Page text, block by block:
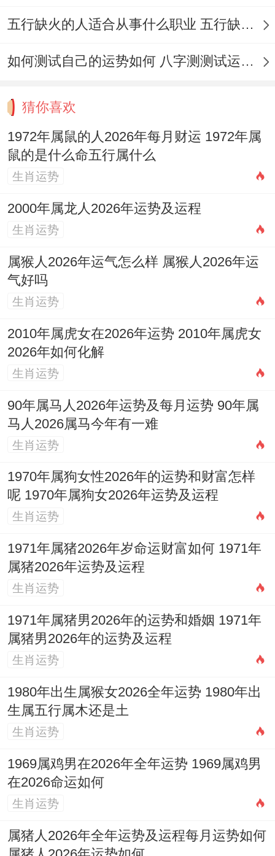
性思考.许多新人会选择对彼此有特殊对待有
价值 的日子作为领证日期，如初次相遇的日
这样的日子哪怕可能再传统黄历上并非吉
日、但对新人来说有着特别的情感价值.现代
观点认为,婚姻的幸福更多取决于夫妻双方的
感情基础、相互理解与共同努力，而不是单
纯依靠一个"吉日"！
再选择领证日期时必须再尊重传统的更加注
重日期对夫妻个人的特殊有价值 ！
领证后的注意事项
看部分事项，领证后得及时通知亲朋好友，
分享喜悦之情，假如有举办婚礼的计划；应
提供商需要提前很长时间预订。
领证后也是开始规划新婚生活的好时机。
像...这些财务规划、居住安排等...记住；领
证只是婚姻生活的开始，夫妻双方需要继续
努力经营在这段关系，才可以让婚姻幸福长
2026.12.16适合领证吗
2026年12月16日的黄历分析
择2026年12月16日是农历十一月初八。属
马年岁次为丙午年庚子月甲子日...在这一天
的值神是天德，被认为是黄道吉日，当天的
五行属海中金 建执位，彭祖百忌是"甲不开
仓财物耗散,子不问卜自惹祸殃"。
吉神宜趋包含四相，月恩、天赦，天恩、官
日，敬安、金匮；凶神宜忌则有土府，小
五行缺火的人适合从事什么职业 五行缺火的人适合从事的职业有哪些
如何测试自己的运势如何 八字测测试运运程
猜你喜欢
1972年属鼠的人2026年每月财运 1972年属
鼠的是什么命五行属什么
生肖运势
2000年属龙人2026年运势及运程
生肖运势
属猴人2026年运气怎么样 属猴人2026年运
气好吗
生肖运势
2010年属虎女在2026年运势 2010年属虎女
2026年如何化解
生肖运势
90年属马人2026年运势及每月运势 90年属
马人2026属马今年有一难
生肖运势
1970年属狗女性2026年的运势和财富怎样
呢 1970年属狗女2026年运势及运程
生肖运势
1971年属猪2026年岁命运财富如何 1971年
属猪2026年运势及运程
生肖运势
1971年属猪男2026年的运势和婚姻 1971年
属猪男2026年的运势及运程
生肖运势
1980年出生属猴女2026全年运势 1980年出
生属五行属木还是土
生肖运势
1969属鸡男在2026年全年运势 1969属鸡男
在2026命运如何
生肖运势
属猪人2026年全年运势及运程每月运势如何